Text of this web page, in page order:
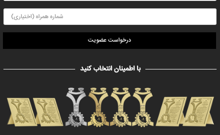
درخواست عضویت
با اطمینان انتخاب کنید